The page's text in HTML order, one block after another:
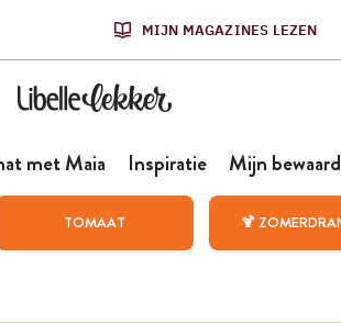
MIJN MAGAZINES LEZEN
met Maia Inspiratie Mijn
TOMAAT 🍹